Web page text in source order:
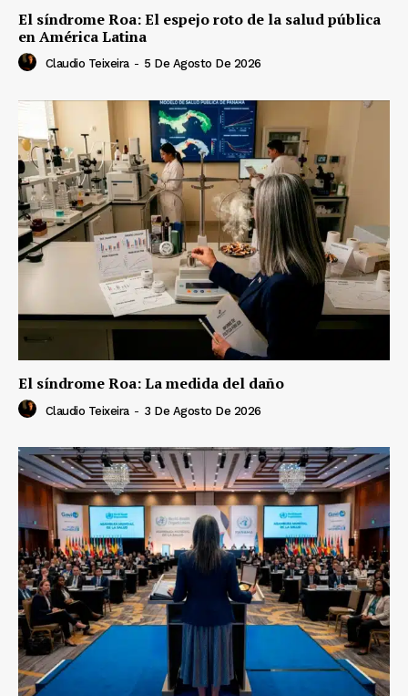
El síndrome Roa: El espejo roto de la salud pública
en América Latina
Claudio Teixeira - 5 De Agosto De 2026
El síndrome Roa: La medida del daño
Claudio Teixeira - 3 De Agosto De 2026